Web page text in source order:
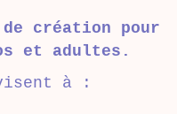
de création pour
et adultes.
à :